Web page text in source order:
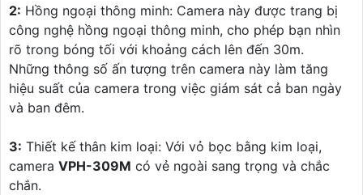
2: Hồng ngoại thông minh: Camera này được trang bị
công nghệ hồng ngoại thông minh, cho phép bạn nhìn
rõ trong bóng tối với khoảng cách lên đến 30m.
Những thông số ấn tượng trên camera này làm tăng
hiệu suất của camera trong việc giám sát cả ban ngày
và ban đêm.
3: Thiết kế thân kim loại: Với vỏ bọc bằng kim loại,
camera VPH-309M có vẻ ngoài sang trọng và chắc
chắn.